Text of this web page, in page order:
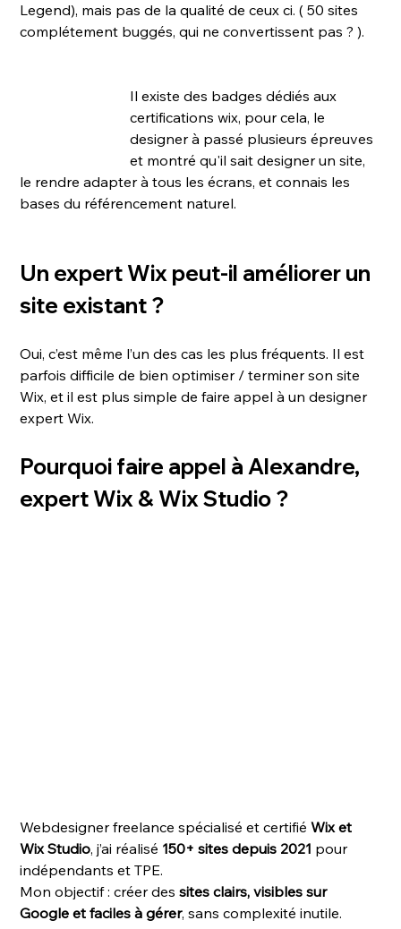
Legend), mais pas de la qualité de ceux ci. ( 50 sites
complétement buggés, qui ne convertissent pas ? ).
Il existe des badges dédiés aux
certifications wix, pour cela, le
designer à passé plusieurs épreuves
et montré qu'il sait designer un site,
le rendre adapter à tous les écrans, et connais les
bases du référencement naturel.
Un expert Wix peut-il améliorer un
site existant ?
Oui, c’est même l’un des cas les plus fréquents. Il est
parfois difficile de bien optimiser / terminer son site
Wix, et il est plus simple de faire appel à un designer
expert Wix.
Pourquoi faire appel à Alexandre,
expert Wix & Wix Studio ?
Webdesigner freelance spécialisé et certifié Wix et
Wix Studio, j’ai réalisé 150+ sites depuis 2021 pour
indépendants et TPE.
Mon objectif : créer des sites clairs, visibles sur
Google et faciles à gérer, sans complexité inutile.